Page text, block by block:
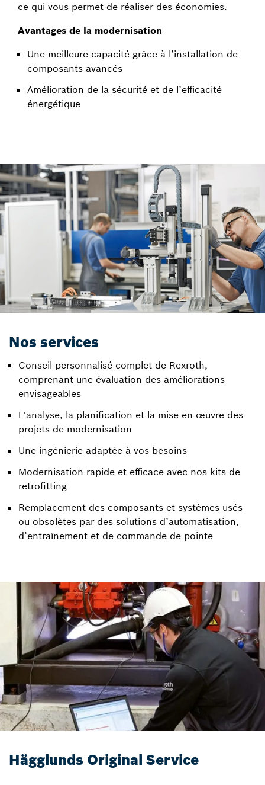
ce qui vous permet de réaliser des économies.
Avantages de la modernisation
Une meilleure capacité grâce à l’installation de
composants avancés
Amélioration de la sécurité et de l’efficacité
énergétique
Nos services
Conseil personnalisé complet de Rexroth,
comprenant une évaluation des améliorations
envisageables
L'analyse, la planification et la mise en œuvre des
projets de modernisation
Une ingénierie adaptée à vos besoins
Modernisation rapide et efficace avec nos kits de
retrofitting
Remplacement des composants et systèmes usés
ou obsolètes par des solutions d’automatisation,
d’entraînement et de commande de pointe
Hägglunds Original Service